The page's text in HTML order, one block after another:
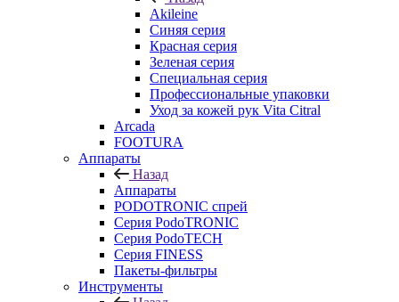
Akileine
Синяя серия
Красная серия
Зеленая серия
Специальная серия
Профессиональные упаковки
Уход за кожей рук Vita Citral
Arcada
FOOTURA
Аппараты
Назад
Аппараты
PODOTRONIC спрей
Серия PodoTRONIC
Серия PodoTECH
Серия FINESS
Пакеты-фильтры
Инструменты